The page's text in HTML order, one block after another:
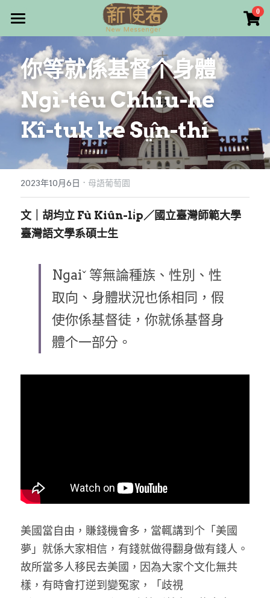
0
最新消息
關於我們
雜誌目錄
雜誌專欄
最新文章
編者的話
本期主題
大專世界
乘著夢想去旅行
成長部落格
特稿
解惑之窗
好書櫥窗
家書
畫話人生
寫寫畫畫
漫畫
訂購/奉獻/廣告刊登
好站連結
Facebook
搜索
奉獻支持
你等就係基督个身體
Ngì-têu Chhiu-he
Kî-tuk ke Sṳ̂n-thí
2023年10月6日 · 母語葡萄園
文｜胡均立 Fù Kiûn-li̍p／國立臺灣師範大學
臺灣語文學系碩士生
Ngaiˇ 等無論種族、性別、性
取向、身體狀況也係相同，假
使你係基督徒，你就係基督身
體个一部分。
美國當自由，賺錢機會多，當輒講到个「美國
夢」就係大家相信，有錢就做得翻身做有錢人。
故所當多人移民去美國，因為大家个文化無共
樣，有時會打逆到變冤家，「歧視
×
商品分類
所有商品分類